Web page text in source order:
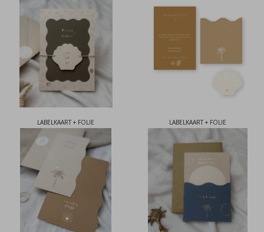
LABELKAART + FOLIE LABELKAART + FOLIE